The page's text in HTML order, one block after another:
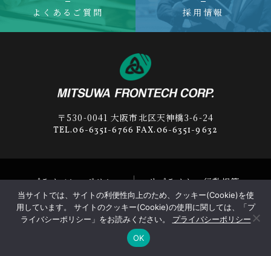
よくあるご質問 採用情報
〒530-0041 大阪市北区天神橋3-6-24
TEL.06-6351-6766 FAX.06-6351-9632
プライバシーポリシー サプライヤー行動規範
© 2019-2026 MITSUWA FRONTECH Corp.
当サイトでは、サイトの利便性向上のため、クッキー(Cookie)を使
用しています。 サイトのクッキー(Cookie)の使用に関しては、「プ
ライバシーポリシー」をお読みください。 プライバシーポリシー
OK